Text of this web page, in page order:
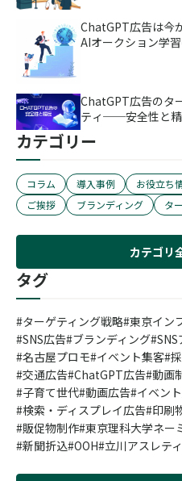
ChatGPT広告は今
AIオークション学
ChatGPT広告のタ
ティ──安全性と
カテゴリー
コラム 導入事例 お役立ち
ご挨拶
ブランディング タ
カテゴリ
タグ
ターゲティング戦略 東京イン
SNS広告 ブランディング
名古屋プロモ イベント集客
交通広告 ChatGPT広告 動画
子育て世代 動画広告 イベン
検索・ディスプレイ広告 印刷
販促物制作 東京理科大学ネー
新聞折込 OOH 立川アスレテ